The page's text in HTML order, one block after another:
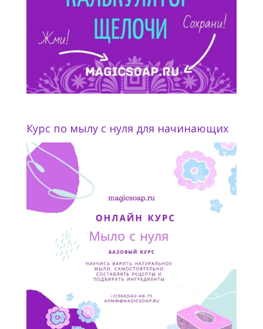
Курс по мылу с нуля для начинающих